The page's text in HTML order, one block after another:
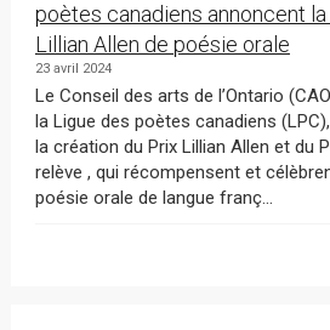
poètes canadiens annoncent
Lillian Allen de poésie orale
23 avril 2024
Le Conseil des arts de l’Ontario (CAO), en partenariat avec
la Ligue des poètes canadiens (LPC), a le plaisir d’annoncer
la création du Prix Lillian Allen et du Prix Lillian Allen de la
relève , qui récompensent et
poésie orale de langue franç...